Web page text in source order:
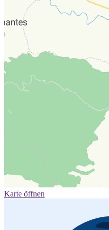
Karte öffnen